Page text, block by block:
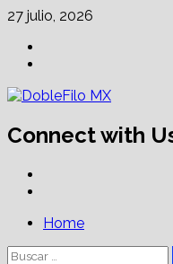
Skip
content
27 julio, 2026
Connect with
PrimaryHome
Buscar: